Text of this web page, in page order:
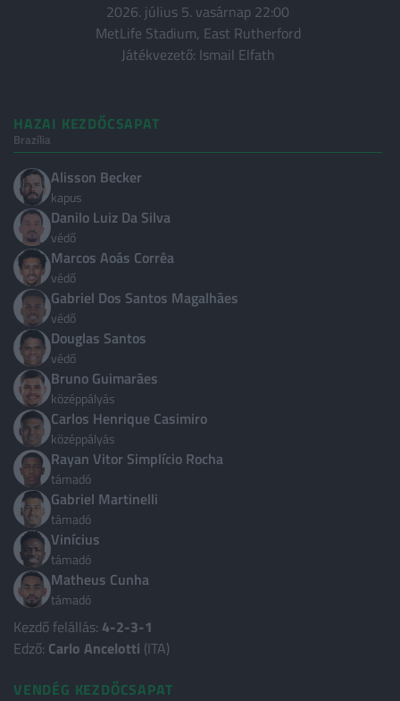
Európa Liga
Nemzetek Ligája
LISTÁK
Világranglista
Klub Világranglista
Magyarok külföldön
ORSZÁGOK
Nemzetközi
Magyarország
Albánia
Algéria
Andorra
Anglia
Argentína
Ausztrália
Ausztria
Azerbajdzsán
Belgium
2026. július 5. vasárnap 22:00
MetLife Stadium, East Rutherford
Játékvezető: Ismail Elfath
HAZAI KEZDŐCSAPAT
Brazília
Alisson Becker
kapus
Danilo Luiz Da Silva
védő
Marcos Aoás Corrêa
védő
Gabriel Dos Santos Magalhães
védő
Douglas Santos
védő
Bruno Guimarães
középpályás
Carlos Henrique Casimiro
középpályás
Rayan Vitor Simplício Rocha
támadó
Gabriel Martinelli
támadó
Vinícius
támadó
Matheus Cunha
támadó
Kezdő felállás: 4-2-3-1
Edző: Carlo Ancelotti (ITA)
VENDÉG KEZDŐCSAPAT